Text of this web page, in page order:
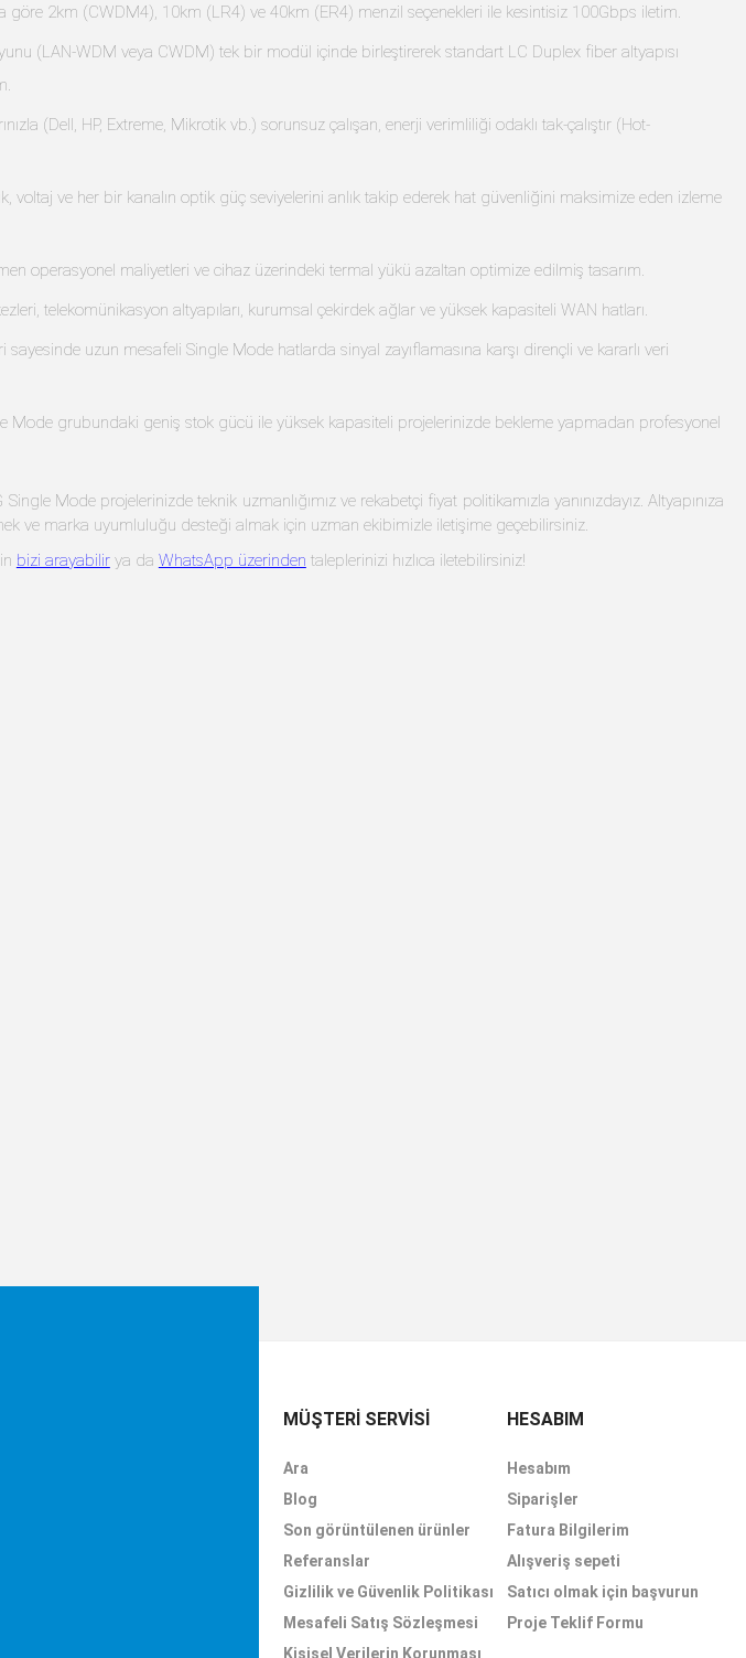
göre 2km (CWDM4), 10km (LR4) ve 40km (ER4) menzil seçenekleri ile kesintisiz 100Gbps iletim.
(LAN-WDM veya CWDM) tek bir modül içinde birleştirerek standart LC Duplex fiber altyapısı
(Dell, HP, Extreme, Mikrotik vb.) sorunsuz çalışan, enerji verimliliği odaklı tak-çalıştır (Hot-
voltaj ve her bir kanalın optik güç seviyelerini anlık takip ederek hat güvenliğini maksimize eden izleme
operasyonel maliyetleri ve cihaz üzerindeki termal yükü azaltan optimize edilmiş tasarım.
telekomünikasyon altyapıları, kurumsal çekirdek ağlar ve yüksek kapasiteli WAN hatları.
sayesinde uzun mesafeli Single Mode hatlarda sinyal zayıflamasına karşı dirençli ve kararlı veri
Mode grubundaki geniş stok gücü ile yüksek kapasiteli projelerinizde bekleme yapmadan profesyonel
Mode projelerinizde teknik uzmanlığımız ve rekabetçi fiyat politikamızla yanınızdayız. Altyapınıza
ve marka uyumluluğu desteği almak için uzman ekibimizle iletişime geçebilirsiniz.
bizi arayabilirya da WhatsApp üzerinden taleplerinizi hızlıca iletebilirsiniz!
MÜŞTERI SERVISI
Ara
Blog
Son görüntülenen ürünler
Referanslar
Gizlilik ve Güvenlik Politikası
Mesafeli Satış Sözleşmesi
Kişisel Verilerin Korunması
HESABIM
Hesabım
Siparişler
Fatura Bilgilerim
Alışveriş sepeti
Satıcı olmak için başvurun
Proje Teklif Formu